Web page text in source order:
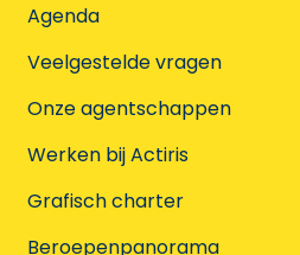
Agenda
Veelgestelde vragen
Onze agentschappen
Werken bij Actiris
Grafisch charter
Beroepenpanorama